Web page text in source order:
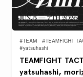
#TEAM #TEAMFIGHT
#yatsuhashi
TEAMFIGHT
yatsuhashi, mori